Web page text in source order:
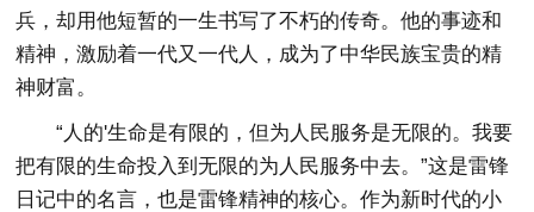
兵，却用他短暂的一生书写了不朽的传奇。他的事迹和
精神，激励着一代又一代人，成为了中华民族宝贵的精
神财富。
“人的'生命是有限的，但为人民服务是无限的。我要
把有限的生命投入到无限的为人民服务中去。”这是雷锋
日记中的名言，也是雷锋精神的核心。作为新时代的小